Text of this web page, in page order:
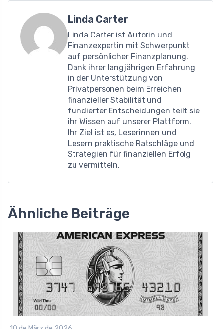
Linda Carter
Linda Carter ist Autorin und
Finanzexpertin mit Schwerpunkt
auf persönlicher Finanzplanung.
Dank ihrer langjährigen Erfahrung
in der Unterstützung von
Privatpersonen beim Erreichen
finanzieller Stabilität und
fundierter Entscheidungen teilt sie
ihr Wissen auf unserer Plattform.
Ihr Ziel ist es, Leserinnen und
Lesern praktische Ratschläge und
Strategien für finanziellen Erfolg
zu vermitteln.
Ähnliche Beiträge